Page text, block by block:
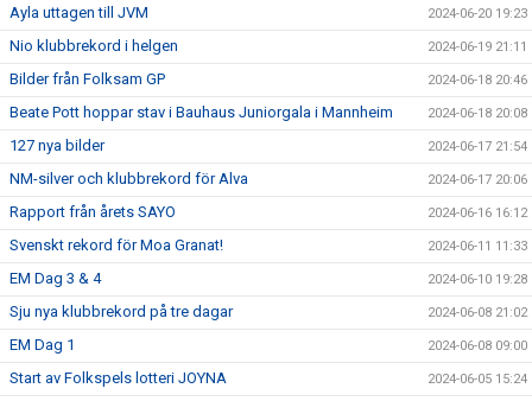
Ayla uttagen till JVM 2024-06-20 19:23
Nio klubbrekord i helgen 2024-06-19 21:11
Bilder från Folksam GP 2024-06-18 20:46
Beate Pott hoppar stav i Bauhaus Juniorgala i Mannheim 2024-06-18 20:08
127 nya bilder 2024-06-17 21:54
NM-silver och klubbrekord för Alva 2024-06-17 20:06
Rapport från årets SAYO 2024-06-16 16:12
Svenskt rekord för Moa Granat! 2024-06-11 11:33
EM Dag 3 & 4 2024-06-10 19:28
Sju nya klubbrekord på tre dagar 2024-06-08 21:02
EM Dag 1 2024-06-08 09:00
Start av Folkspels lotteri JOYNA 2024-06-05 15:24